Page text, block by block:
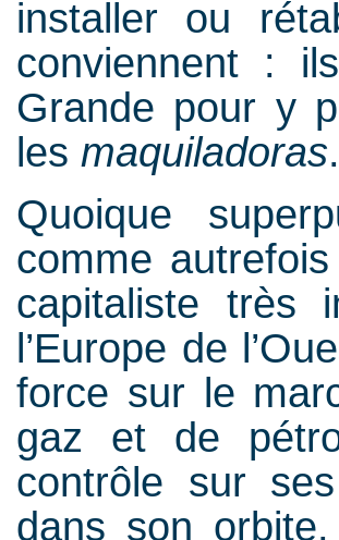
installer ou
conviennent :
Grande pour y
les maquiladoras.
Quoique
comme
capitaliste très
l’Europe de
force sur le
gaz et de
contrôle sur
dans son